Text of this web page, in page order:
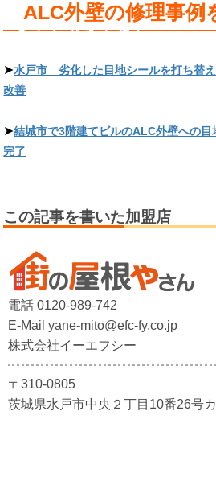
装しないと、塗料が染み
うまくできません。
ALC外壁の修理事例
➤水戸市 劣化した目地シールを打ち替
改善
➤結城市で3階建てビルのALC外壁への
完了
この記事を書いた加盟店
電話 0120-989-742
E-Mail yane-mito@efc-fy.co.jp
株式会社イーエフシー
〒310-0805
茨城県水戸市中央２丁目10番26号